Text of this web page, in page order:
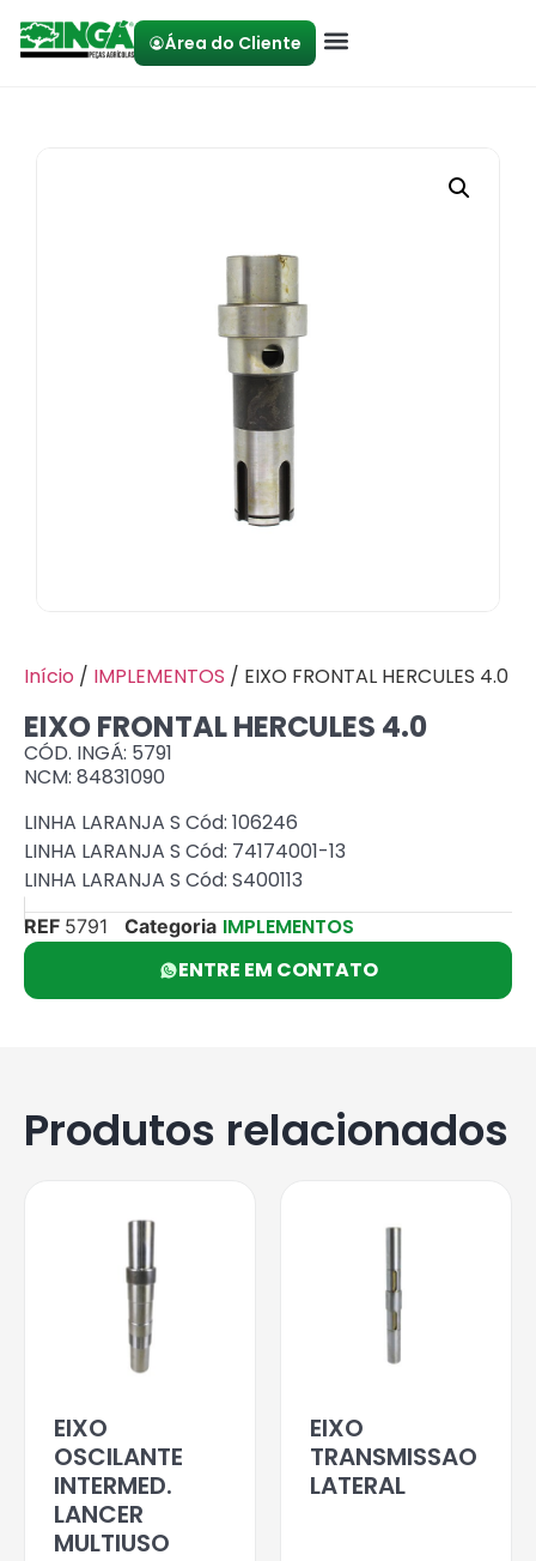
Área do Cliente
Início / IMPLEMENTOS / EIXO FRONTAL HERCULES 4.0
EIXO FRONTAL HERCULES 4.0
CÓD. INGÁ: 5791
NCM: 84831090
LINHA LARANJA S Cód: 106246
LINHA LARANJA S Cód: 74174001-13
LINHA LARANJA S Cód: S400113
REF 5791 Categoria IMPLEMENTOS
ENTRE EM CONTATO
Produtos relacionados
EIXO
OSCILANTE
INTERMED.
LANCER
MULTIUSO
EIXO
TRANSMISSAO
LATERAL